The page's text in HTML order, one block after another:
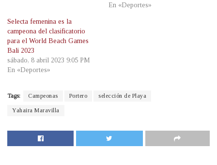
En «Deportes»
Selecta femenina es la
campeona del clasificatorio
para el World Beach Games
Bali 2023
sábado, 8 abril 2023 9:05 PM
En «Deportes»
Tags: Campeonas Portero selección de Playa
Yahaira Maravilla